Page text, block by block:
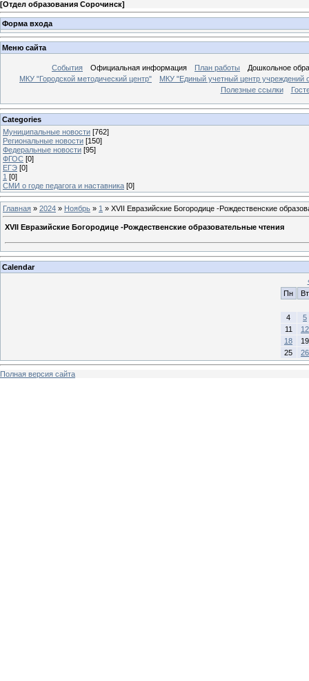
[Отдел образования Сорочинск]
Форма входа
Меню сайта
События Официальная информация План работы
Дошкольное
МКУ "Городской методический центр"
МКУ "Единый учетный центр учреждений
Полезные ссылки
Categories
Муниципальные новости [762]
Региональные новости [150]
Федеральные новости [95]
ФГОС [0]
ЕГЭ [0]
1 [0]
СМИ о годе педагога и наставника [0]
Главная » 2024 » Ноябрь » 1 » XVII Евразийские Богородице -Рождественские
XVII Евразийские Богородице -Рождественские образовательные чтения
Calendar
Пн
Вт
4
5
11
12
18
19
25
26
Полная версия сайта